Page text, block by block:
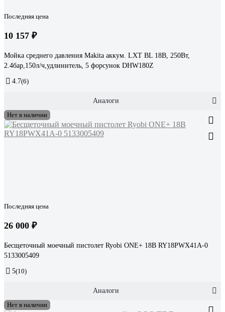
Последняя цена
10 157 ₽
Мойка среднего давления Makita аккум. LXT BL 18В, 250Вт,
2.4бар,150л/ч,удлинитель, 5 форсунок DHW180Z
4.7(6)
Аналоги
Нет в наличии
Последняя цена
26 000 ₽
Бесщеточный моечный пистолет Ryobi ONE+ 18В RY18PWX41A-0
5133005409
5(10)
Аналоги
Нет в наличии